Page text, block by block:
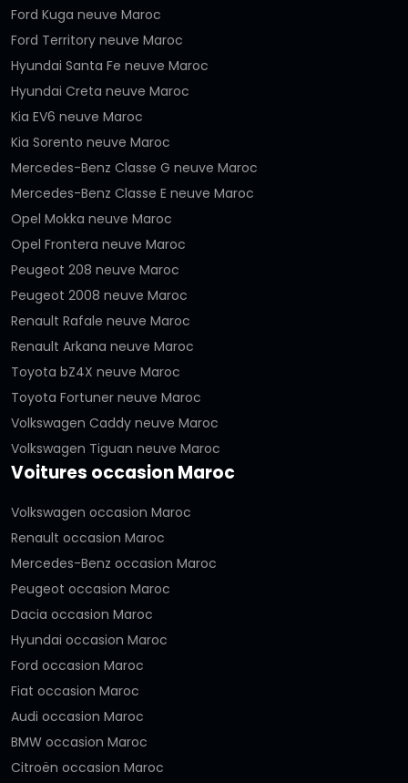
Ford Kuga neuve Maroc
Ford Territory neuve Maroc
Hyundai Santa Fe neuve Maroc
Hyundai Creta neuve Maroc
Kia EV6 neuve Maroc
Kia Sorento neuve Maroc
Mercedes-Benz Classe G neuve Maroc
Mercedes-Benz Classe E neuve Maroc
Opel Mokka neuve Maroc
Opel Frontera neuve Maroc
Peugeot 208 neuve Maroc
Peugeot 2008 neuve Maroc
Renault Rafale neuve Maroc
Renault Arkana neuve Maroc
Toyota bZ4X neuve Maroc
Toyota Fortuner neuve Maroc
Volkswagen Caddy neuve Maroc
Volkswagen Tiguan neuve Maroc
Voitures occasion Maroc
Volkswagen occasion Maroc
Renault occasion Maroc
Mercedes-Benz occasion Maroc
Peugeot occasion Maroc
Dacia occasion Maroc
Hyundai occasion Maroc
Ford occasion Maroc
Fiat occasion Maroc
Audi occasion Maroc
BMW occasion Maroc
Citroën occasion Maroc